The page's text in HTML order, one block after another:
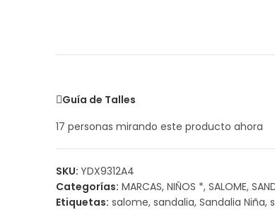
Guía de Talles
17 personas mirando este producto ahora
SKU: YDX9312A4
Categorías: MARCAS, NIÑOS *, SALOME,
Etiquetas: salome, sandalia, Sandalia Niña,